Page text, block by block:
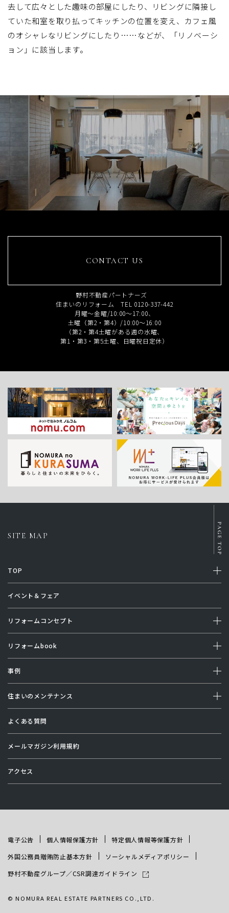
去して広々とした趣味の部屋にしたり、リビングに隣接し
ていた和室を取り払ってキッチンの位置を変え、カフェ風
のオシャレなリビングにしたり……などが、「リノベーシ
ョン」に該当します。
CONTACT US
野村不動産パートナーズ
住まいのリフォーム TEL 0120-337-442
月曜～金曜/10:00～17:00、
土曜（第2・第4）/10:00～16:00
（第2・第4土曜がある週の水曜、
第1・第3・第5土曜、日曜祝日定休）
SITE MAP
TOP
イベント＆フェア
リフォームコンセプト
リフォームbook
事例
住まいのメンテナンス
よくある質問
メールマガジン利用規約
アクセス
電子公告 個人情報保護方針
特定個人情報等保護方針
外国公務員贈賄防止基本方針
ソーシャルメディアポリシー
野村不動産グループ／CSR調達ガイドライン
© NOMURA REAL ESTATE PARTNERS CO.,LTD.